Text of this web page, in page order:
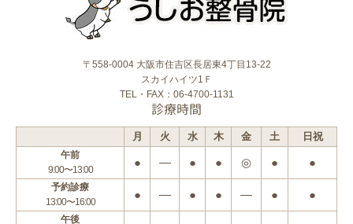
〒558-0004 大阪市住吉区長居東4丁目13-22
スカイハイツ1Ｆ
TEL・FAX：06-4700-1131
診療時間
月 火 水 木 金 土 日祝
午前
9:00〜13:00
● ― ● ● ◎ ● ●
予約診療
13:00〜16:00
● ― ● ● ― ● ●
午後